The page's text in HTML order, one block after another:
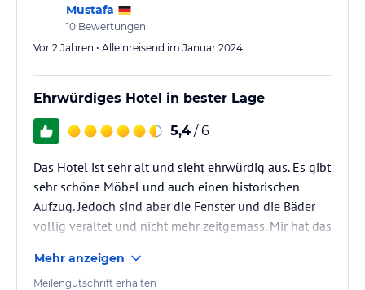
Mustafa
10 Bewertungen
Vor 2 Jahren • Alleinreisend im Januar 2024
Ehrwürdiges Hotel in bester Lage
5,4 / 6
Das Hotel ist sehr alt und sieht ehrwürdig aus. Es gibt
sehr schöne Möbel und auch einen historischen
Aufzug. Jedoch sind aber die Fenster und die Bäder
völlig veraltet und nicht mehr zeitgemäss. Mir hat das
Frotteehandtücher sondern Stofftücher.
Mehr anzeigen
Meilengutschrift erhalten